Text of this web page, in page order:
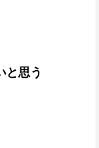
と思う